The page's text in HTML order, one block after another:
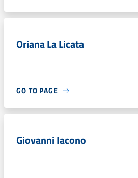
Oriana La Licata
GO TO PAGE
Giovanni Iacono